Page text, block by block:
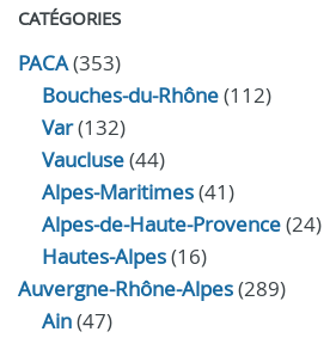
CATÉGORIES
PACA(353)
Bouches-du-Rhône(112)
Var(132)
Vaucluse(44)
Alpes-Maritimes(41)
Alpes-de-Haute-Provence(24)
Hautes-Alpes(16)
Auvergne-Rhône-Alpes(289)
Ain(47)